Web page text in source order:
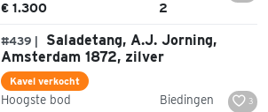
€ 1.300 2
#439 |
Saladetang, A.J. Jorning,
Amsterdam 1872, zilver
Kavel verkocht
Hoogste bod Biedingen 3